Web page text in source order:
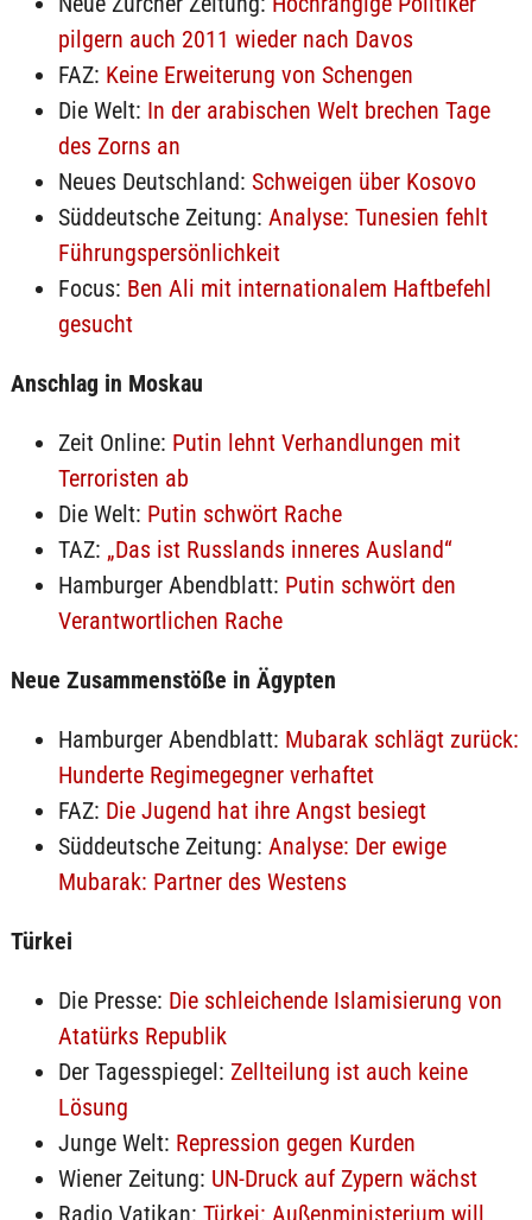
pilgern auch 2011 wieder nach Davos
FAZ: Keine Erweiterung von Schengen
Die Welt: In der arabischen Welt brechen Tage
des Zorns an
Neues Deutschland: Schweigen über Kosovo
Süddeutsche Zeitung: Analyse: Tunesien fehlt
Führungspersönlichkeit
Focus: Ben Ali mit internationalem Haftbefehl
gesucht
Anschlag in Moskau
Zeit Online: Putin lehnt Verhandlungen mit
Terroristen ab
Die Welt: Putin schwört Rache
TAZ: „Das ist Russlands inneres Ausland“
Hamburger Abendblatt: Putin schwört den
Verantwortlichen Rache
Neue Zusammenstöße in Ägypten
Hamburger Abendblatt: Mubarak schlägt zurück:
Hunderte Regimegegner verhaftet
FAZ: Die Jugend hat ihre Angst besiegt
Süddeutsche Zeitung: Analyse: Der ewige
Mubarak: Partner des Westens
Türkei
Die Presse: Die schleichende Islamisierung von
Atatürks Republik
Der Tagesspiegel: Zellteilung ist auch keine
Lösung
Junge Welt: Repression gegen Kurden
Wiener Zeitung: UN-Druck auf Zypern wächst
Radio Vatikan: Türkei: Außenministerium will